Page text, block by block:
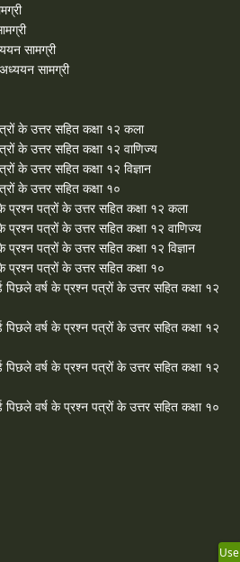
सामग्री
सामग्री
के उत्तर सहित कक्षा १२ कला
के उत्तर सहित कक्षा १२ वाणिज्य
के उत्तर सहित कक्षा १२ विज्ञान
के उत्तर सहित कक्षा १०
के प्रश्न पत्रों के उत्तर सहित कक्षा १२ कला
प्रश्न पत्रों के उत्तर सहित कक्षा १२ वाणिज्य
प्रश्न पत्रों के उत्तर सहित कक्षा १२ विज्ञान
प्रश्न पत्रों के उत्तर सहित कक्षा १०
वर्ष के प्रश्न पत्रों के उत्तर सहित कक्षा १२
वर्ष के प्रश्न पत्रों के उत्तर सहित कक्षा १२
वर्ष के प्रश्न पत्रों के उत्तर सहित कक्षा १२
वर्ष के प्रश्न पत्रों के उत्तर सहित कक्षा १०
Use